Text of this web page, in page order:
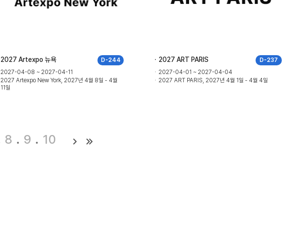
D-244
2027 Artexpo 뉴욕
2027-04-08 ~ 2027-04-11
2027 Artexpo New York, 2027년 4월 8일 - 4월
11일
D-237
2027 ART PARIS
2027-04-01 ~ 2027-04-04
2027 ART PARIS, 2027년 4월 1일 - 4월 4일
8 9 10